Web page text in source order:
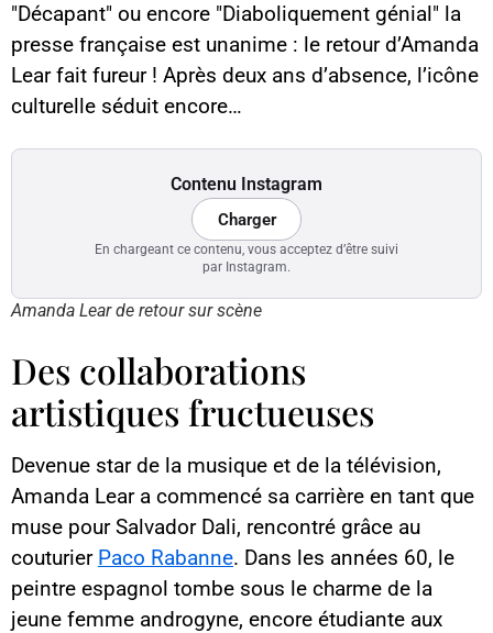
"Décapant" ou encore "Diaboliquement génial" la
presse française est unanime : le retour d’Amanda
Lear fait fureur ! Après deux ans d’absence, l’icône
culturelle séduit encore…
Contenu Instagram
Charger
En chargeant ce contenu, vous acceptez d’être suivi
par Instagram.
Amanda Lear de retour sur scène
Des collaborations
artistiques fructueuses
Devenue star de la musique et de la télévision,
Amanda Lear a commencé sa carrière en tant que
muse pour Salvador Dali, rencontré grâce au
couturier Paco Rabanne. Dans les années 60, le
peintre espagnol tombe sous le charme de la
jeune femme androgyne, encore étudiante aux